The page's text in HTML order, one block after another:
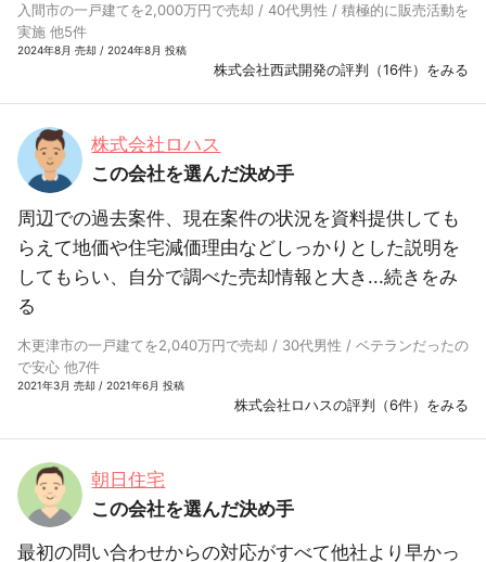
入間市の一戸建てを2,000万円で売却 / 40代男性 / 積極的に販売活動を
実施 他5件
2024年8月 売却 / 2024年8月 投稿
株式会社西武開発の評判（16件）をみる
株式会社ロハス
この会社を選んだ決め手
周辺での過去案件、現在案件の状況を資料提供しても
らえて地価や住宅減価理由などしっかりとした説明を
してもらい、自分で調べた売却情報と大き...続きをみ
る
木更津市の一戸建てを2,040万円で売却 / 30代男性 / ベテランだったの
で安心 他7件
2021年3月 売却 / 2021年6月 投稿
株式会社ロハスの評判（6件）をみる
朝日住宅
この会社を選んだ決め手
最初の問い合わせからの対応がすべて他社より早かっ